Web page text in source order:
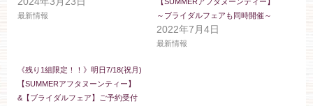
最新情報
～ブライダルフェアも同時開催～
2022年7月4日
最新情報
《残り1組限定！！》明日7/18(祝月)
【SUMMERアフタヌーンティー】
&【ブライダルフェア】ご予約受付